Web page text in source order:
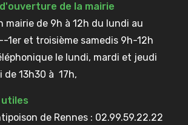
de la mairie
mairie de 9h à 12h du lundi au
1er et troisième samedis 9h-12h
le lundi, mardi et jeudi
de 13h30 à 17h,
utiles
de Rennes : 02.99.59.22.22